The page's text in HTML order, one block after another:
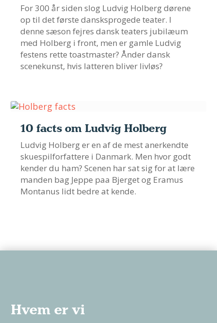
For 300 år siden slog Ludvig Holberg dørene
op til det første dansksprogede teater. I
denne sæson fejres dansk teaters jubilæum
med Holberg i front, men er gamle Ludvig
festens rette toastmaster? Ånder dansk
scenekunst, hvis latteren bliver livløs?
10 facts om Ludvig Holberg
Ludvig Holberg er en af de mest anerkendte
skuespilforfattere i Danmark. Men hvor godt
kender du ham? Scenen har sat sig for at lære
manden bag Jeppe paa Bjerget og Eramus
Montanus lidt bedre at kende.
Hvem er vi